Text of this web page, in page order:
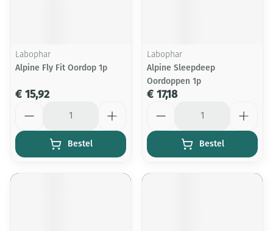
Labophar
Alpine Fly Fit Oordop 1p
€ 15,92
Bestel
Labophar
Alpine Sleepdeep
Oordoppen 1p
€ 17,18
Bestel